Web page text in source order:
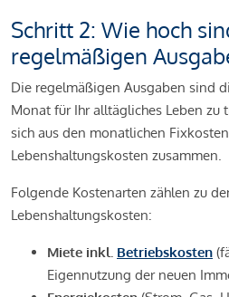
Schritt 2: Wie hoch
regelmäßigen
Die regelmäßigen Ausgaben sind
Monat für Ihr alltägliches Leben zu
sich aus den monatlichen
Lebenshaltungskosten zusammen.
Folgende Kostenarten zählen zu
Lebenshaltungskosten:
Miete inkl. Betriebskosten
Eigennutzung der neuen